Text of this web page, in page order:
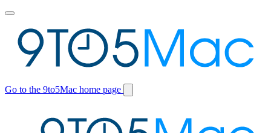
Toggle
menu
Go to the 9to5Mac home page
Switch